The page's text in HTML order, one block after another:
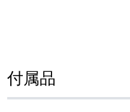
付属品